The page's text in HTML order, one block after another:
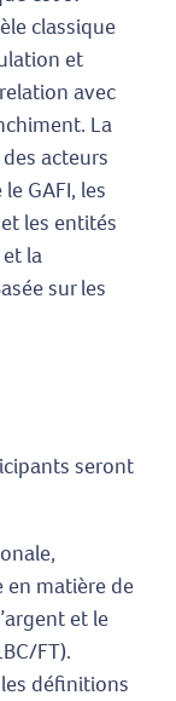
classique
et
avec
La
acteurs
GAFI, les
les entités
la
sur les
seront
matière de
et le
FT).
définitions